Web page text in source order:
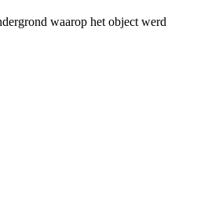
waarop het object werd